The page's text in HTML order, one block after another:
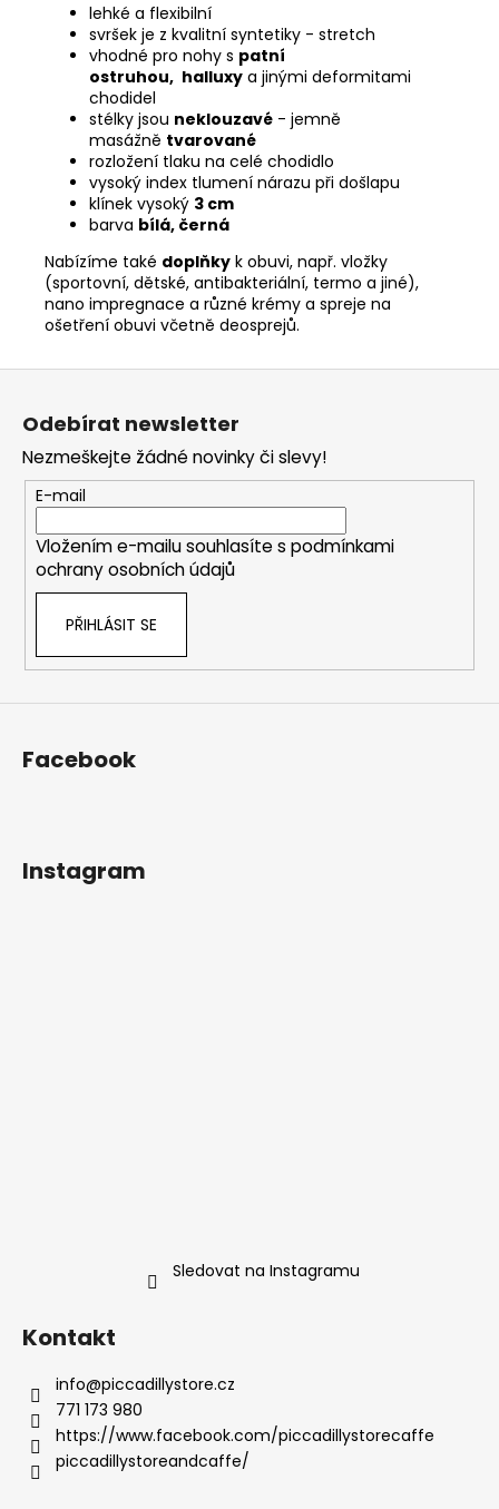
lehké a flexibilní
svršek je z kvalitní syntetiky - stretch
vhodné pro nohy s patní
ostruhou, halluxy a jinými deformitami
chodidel
stélky jsou neklouzavé - jemně
masážně tvarované
rozložení tlaku na celé chodidlo
vysoký index tlumení nárazu při došlapu
klínek vysoký 3 cm
barva bílá, černá
Nabízíme také doplňky k obuvi, např. vložky
(sportovní, dětské, antibakteriální, termo a jiné),
nano impregnace a různé krémy a spreje na
ošetření obuvi včetně deosprejů.
Z
Odebírat newsletter
Nezmeškejte žádné novinky či slevy!
E-mail
Vložením e-mailu souhlasíte s podmínkami
ochrany osobních údajů
PŘIHLÁSIT SE
Facebook
Instagram
Sledovat na Instagramu
Kontakt
info@piccadillystore.cz
771 173 980
https://www.facebook.com/piccadillystorecaffe
piccadillystoreandcaffe/